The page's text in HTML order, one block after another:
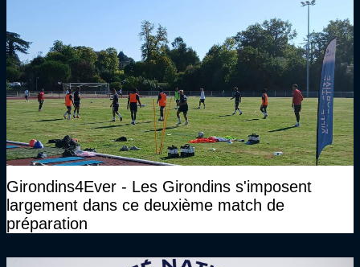
Girondins4Ever - Les Girondins s'imposent
largement dans ce deuxième match de
préparation